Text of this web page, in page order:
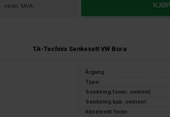
KJØP
TA-Technix Senkesett VW Bora
Årgang:
Type:
Senkning foran: omtrent
Senkning bak: omtrent
Akselvekt foran: